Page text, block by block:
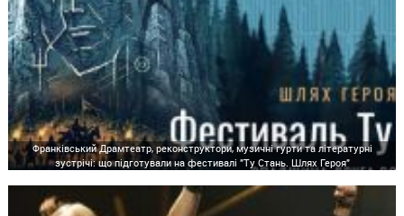
Франківський Драмтеатр, реконструктори, музичні гурти та літературні
зустрічі: що підготували на фестивалі "Ту Стань. Шлях Героя"